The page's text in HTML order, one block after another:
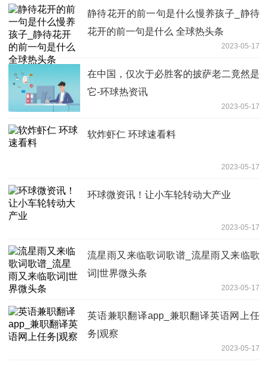
静待花开的前一句是什么慢养孩子_静待
花开的前一句是什么 全球热头条
2023-05-17
在中国，仅次于必胜客的披萨老二竟然是
它-环球热资讯
2023-05-17
软炸虾仁 环球速看料
2023-05-17
环球微资讯！让小车轮转动大产业
2023-05-17
流星雨又来临歌词歌谱_流星雨又来临歌
词|世界微头条
2023-05-17
英语兼职翻译app_兼职翻译英语网上任
务|观察
2023-05-17